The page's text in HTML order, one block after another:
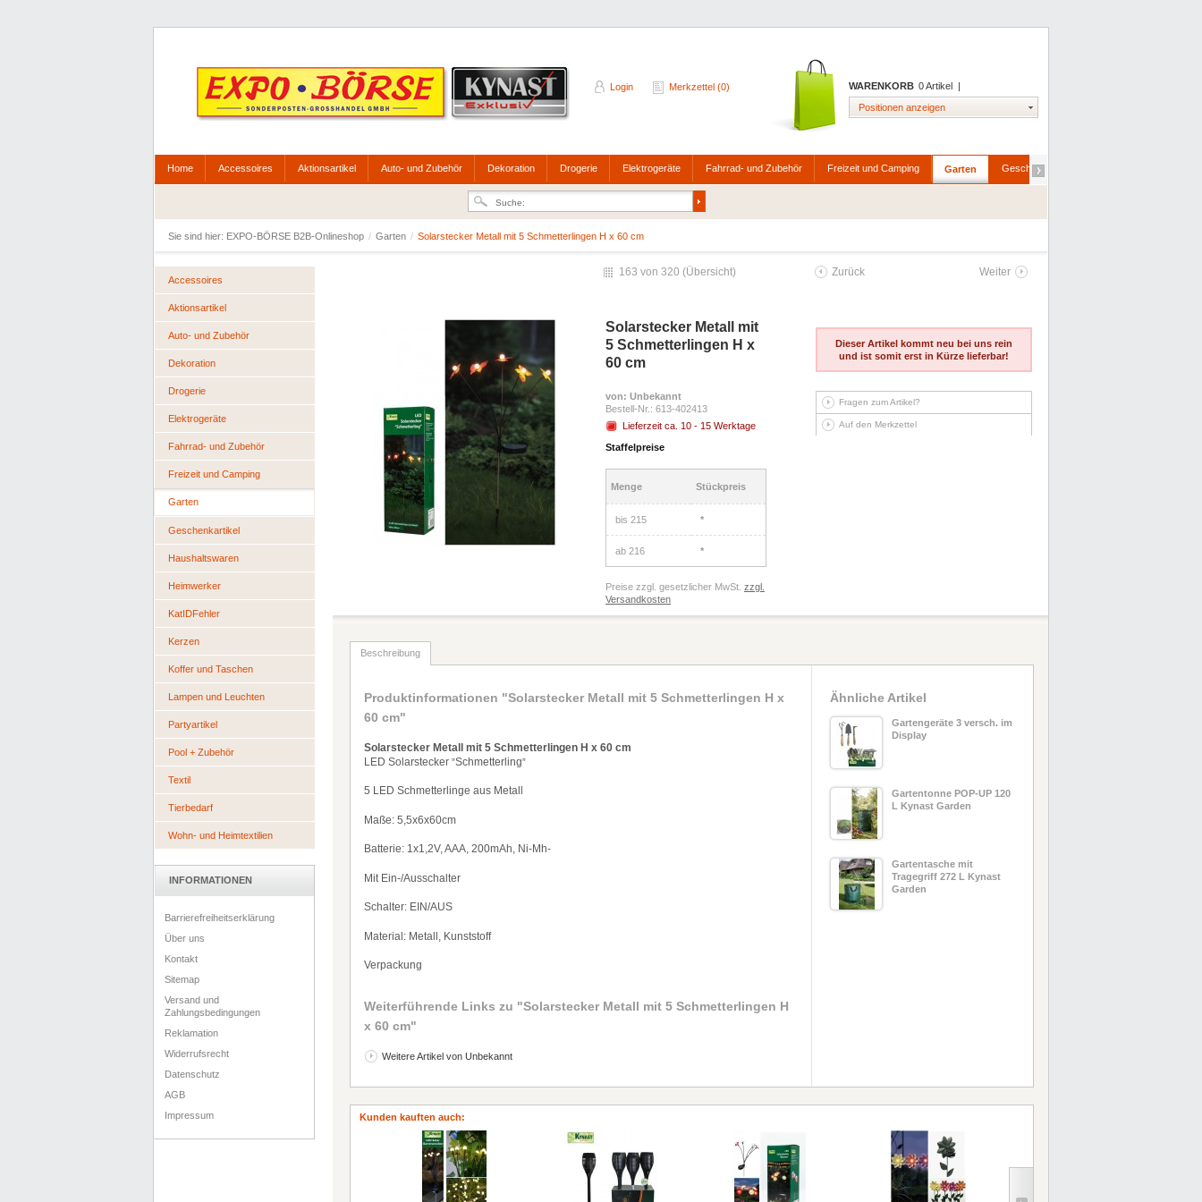
Login Merkzettel (0) WARENKORB 0 Artikel |
Positionen anzeigen
Home Accessoires Aktionsartikel Auto- und Zubehör Dekoration Drogerie Elektrogeräte Fahrrad- und Zubehör Freizeit und Camping Garten Geschenkartikel
Sie sind hier: EXPO-BÖRSE B2B-Onlineshop / Garten / Solarstecker Metall mit 5 Schmetterlingen H x 60 cm
Accessoires
Aktionsartikel
Auto- und Zubehör
Dekoration
Drogerie
Elektrogeräte
Fahrrad- und Zubehör
Freizeit und Camping
Garten
Geschenkartikel
Haushaltswaren
Heimwerker
KatIDFehler
Kerzen
Koffer und Taschen
Lampen und Leuchten
Partyartikel
Pool + Zubehör
Textil
Tierbedarf
Wohn- und Heimtextilien
INFORMATIONEN
Barrierefreiheitserklärung
Über uns
Kontakt
Sitemap
Versand und
Zahlungsbedingungen
Reklamation
Widerrufsrecht
Datenschutz
AGB
Impressum
163 von 320 (Übersicht) Zurück Weiter
Solarstecker Metall mit
5 Schmetterlingen H x
60 cm
von: Unbekannt
Bestell-Nr.: 613-402413
Lieferzeit ca. 10 - 15 Werktage
Staffelpreise
Menge Stückpreis
bis 215 *
ab 216 *
Preise zzgl. gesetzlicher MwSt. zzgl.
Versandkosten
Dieser Artikel kommt neu bei uns rein
und ist somit erst in Kürze lieferbar!
Fragen zum Artikel?
Auf den Merkzettel
Beschreibung
Produktinformationen "Solarstecker Metall mit 5 Schmetterlingen H x
60 cm"
Solarstecker Metall mit 5 Schmetterlingen H x 60 cm
LED Solarstecker”Schmetterling”
5 LED Schmetterlinge aus Metall
Maße: 5,5x6x60cm
Batterie: 1x1,2V, AAA, 200mAh, Ni-Mh-
Mit Ein-/Ausschalter
Schalter: EIN/AUS
Material: Metall, Kunststoff
Verpackung
Weiterführende Links zu "Solarstecker Metall mit 5 Schmetterlingen H
x 60 cm"
Weitere Artikel von Unbekannt
Ähnliche Artikel
Gartengeräte 3 versch. im
Display
Gartentonne POP-UP 120
L Kynast Garden
Gartentasche mit
Tragegriff 272 L Kynast
Garden
Kunden kauften auch: